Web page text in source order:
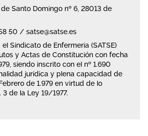
Santo Domingo nº 6, 28013 de
50 / satse@satse.es
el Sindicato de Enfermería (SATSE)
y Actas de Constitución con fecha
siendo inscrito con el nº 1.690
jurídica y plena capacidad de
de 1.979 en virtud de lo
de la Ley 19/1977.